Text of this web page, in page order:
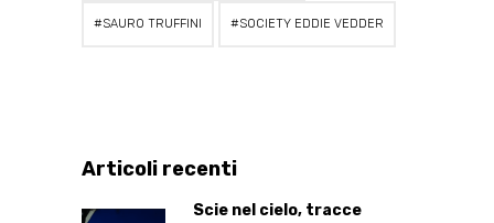
SAURO TRUFFINI SOCIETY EDDIE VEDDER
Articoli recenti
Scie nel cielo, tracce